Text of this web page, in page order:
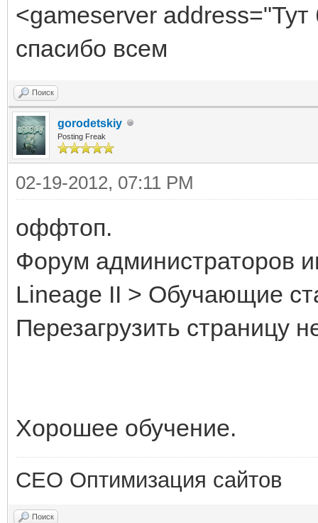
<gameserver
спасибо всем
Поиск
gorodetskiy
Posting Freak
02-19-2012, 07:11 PM
оффтоп.
Форум администраторов
Lineage II > Обучающие
Перезагрузить страницу
Хорошее обучение.
СЕО Оптимизация сайтов
Поиск